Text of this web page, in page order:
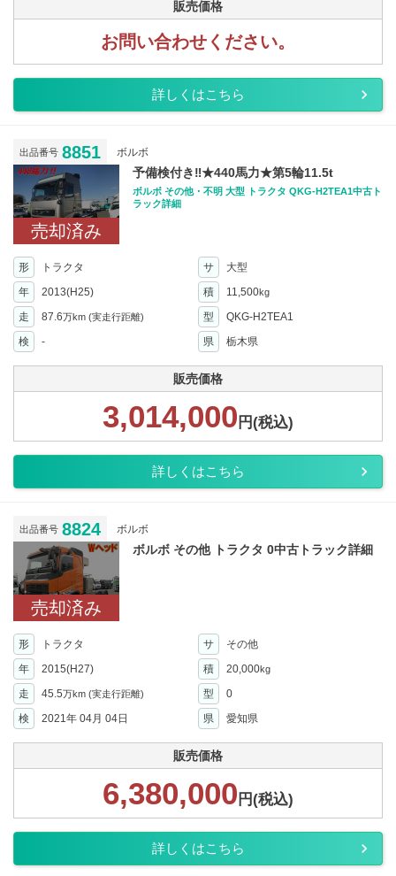
販売価格
お問い合わせください。
詳しくはこちら
出品番号 8851 ボルボ
売却済み
予備検付き‼︎★440馬力★第5輪11.5t
ボルボ その他・不明 大型 トラクタ QKG-H2TEA1中古ト
ラック詳細
形 トラクタ サ
大型
年
2013(H25) 積 11,500kg
走 87.6万km (実走行距離) 型
QKG-H2TEA1
検
- 県 栃木県
販売価格
3,014,000 円(税込)
詳しくはこちら
出品番号 8824 ボルボ
売却済み
ボルボ その他 トラクタ 0中古トラック詳細
形 トラクタ サ
その他
年
2015(H27) 積 20,000kg
走 45.5万km (実走行距離) 型
0
検
2021年 04月 04日 県 愛知県
販売価格
6,380,000 円(税込)
詳しくはこちら